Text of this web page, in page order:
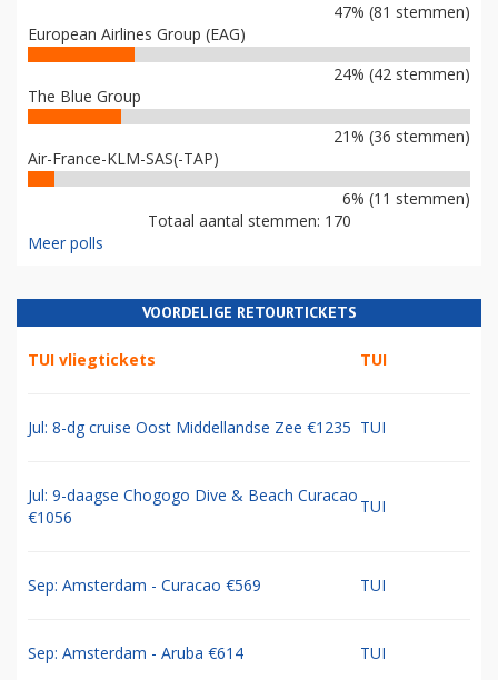
47% (81 stemmen)
European Airlines Group (EAG)
24% (42 stemmen)
The Blue Group
21% (36 stemmen)
Air-France-KLM-SAS(-TAP)
6% (11 stemmen)
Totaal aantal stemmen: 170
Meer polls
VOORDELIGE RETOURTICKETS
TUI vliegtickets TUI
Jul: 8-dg cruise Oost Middellandse Zee €1235 TUI
Jul: 9-daagse Chogogo Dive & Beach Curacao
€1056
TUI
Sep: Amsterdam - Curacao €569 TUI
Sep: Amsterdam - Aruba €614 TUI